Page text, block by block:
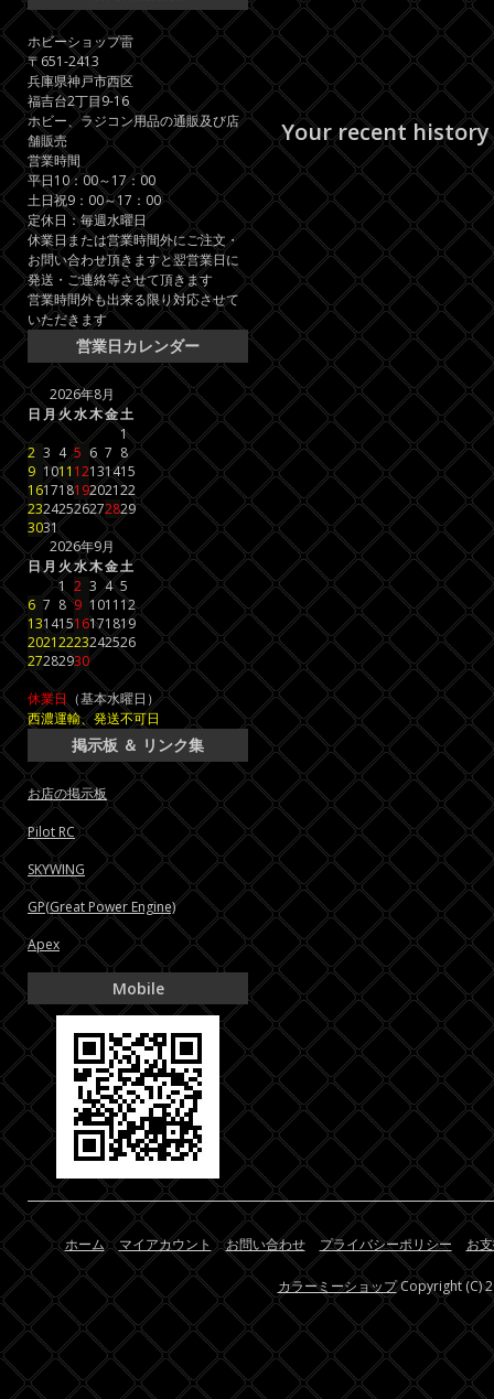
Your recent history
ホビーショップ雷
〒651-2413
兵庫県神戸市西区
福吉台2丁目9-16
ホビー、ラジコン用品の通販及び店
舗販売
営業時間
平日10：00～17：00
土日祝9：00～17：00
定休日：毎週水曜日
休業日または営業時間外にご注文・
お問い合わせ頂きますと翌営業日に
発送・ご連絡等させて頂きます
営業時間外も出来る限り対応させて
いただきます
営業日カレンダー
2026年8月
日月火水木金土
1
2 3 4 5 6 7 8
9 1011 12131415
16171819202122
23242526272829
3031
2026年9月
日月 火水木金土
1 2 3 4 5
6 7 8 9 1011 12
13141516171819
20212223242526
27282930
休業日 （基本水曜日）
西濃運輸、発送不可日
掲示板 ＆ リンク集
お店の掲示板
Pilot RC
SKYWING
GP(Great Power Engine)
Apex
Mobile
ホーム マイアカウント お問い合わせ プライバシーポリシー お
カラーミーショップCopyright (C)